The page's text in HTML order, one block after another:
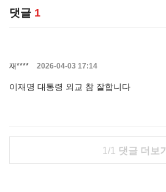
댓글 1
재**** 2026-04-03 17:14
이재명 대통령 외교 참 잘합니다
1/1 댓글 더보기